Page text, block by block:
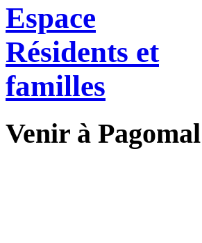
Espace
Résidents et
familles
Venir à Pagomal